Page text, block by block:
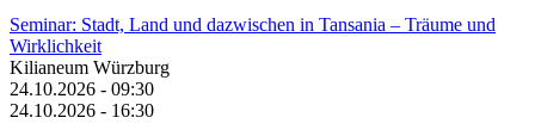
Seminar: Stadt, Land und dazwischen in Tansania – Träume und
Wirklichkeit
Kilianeum Würzburg
24.10.2026 - 09:30
24.10.2026 - 16:30